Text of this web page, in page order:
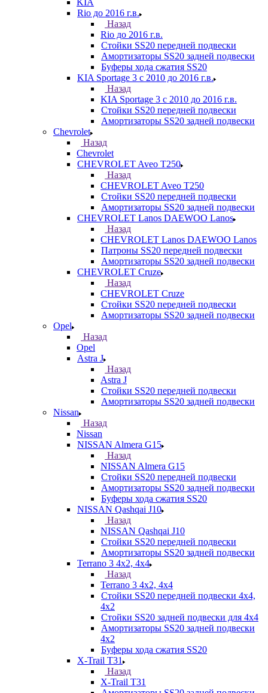
KIA
Rio до 2016 г.в.
Назад
Rio до 2016 г.в.
Стойки SS20 передней подвески
Амортизаторы SS20 задней подвески
Буферы хода сжатия SS20
KIA Sportage 3 с 2010 до 2016 г.в.
Назад
KIA Sportage 3 с 2010 до 2016 г.в.
Стойки SS20 передней подвески
Амортизаторы SS20 задней подвески
Chevrolet
Назад
Chevrolet
CHEVROLET Aveo T250
Назад
CHEVROLET Aveo T250
Стойки SS20 передней подвески
Амортизаторы SS20 задней подвески
CHEVROLET Lanos DAEWOO Lanos
Назад
CHEVROLET Lanos DAEWOO Lanos
Патроны SS20 передней подвески
Амортизаторы SS20 задней подвески
CHEVROLET Cruze
Назад
CHEVROLET Cruze
Стойки SS20 передней подвески
Амортизаторы SS20 задней подвески
Opel
Назад
Opel
Astra J
Назад
Astra J
Стойки SS20 передней подвески
Амортизаторы SS20 задней подвески
Nissan
Назад
Nissan
NISSAN Almera G15
Назад
NISSAN Almera G15
Стойки SS20 передней подвески
Амортизаторы SS20 задней подвески
Буферы хода сжатия SS20
NISSAN Qashqai J10
Назад
NISSAN Qashqai J10
Стойки SS20 передней подвески
Амортизаторы SS20 задней подвески
Terrano 3 4х2, 4х4
Назад
Terrano 3 4х2, 4х4
Стойки SS20 передней подвески 4х4,
4x2
Стойки SS20 задней подвески для 4х4
Амортизаторы SS20 задней подвески
4х2
Буферы хода сжатия SS20
X-Trail T31
Назад
X-Trail T31